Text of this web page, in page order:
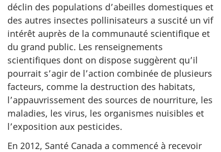
déclin des populations d’abeilles domestiques et
des autres insectes pollinisateurs a suscité un vif
intérêt auprès de la communauté scientifique et
du grand public. Les renseignements
scientifiques dont on dispose suggèrent qu’il
pourrait s’agir de l’action combinée de plusieurs
facteurs, comme la destruction des habitats,
l’appauvrissement des sources de nourriture, les
maladies, les virus, les organismes nuisibles et
l’exposition aux pesticides.
En 2012, Santé Canada a commencé à recevoir